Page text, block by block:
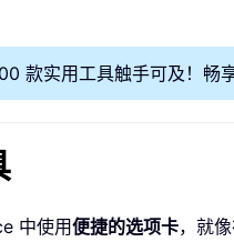
款实用工具触手可及！畅
中使用便捷的选项卡，就